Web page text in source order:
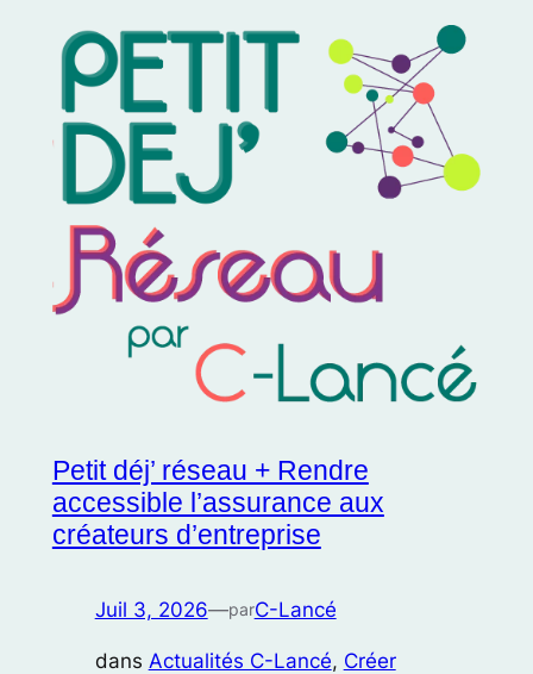
Petit déj’ réseau + Rendre
accessible l’assurance aux
créateurs d’entreprise
Juil 3, 2026—parC-Lancé
dans Actualités C-Lancé, Créer